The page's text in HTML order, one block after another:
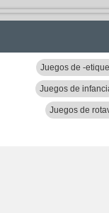
Juegos de -
Juegos de
Juegos de